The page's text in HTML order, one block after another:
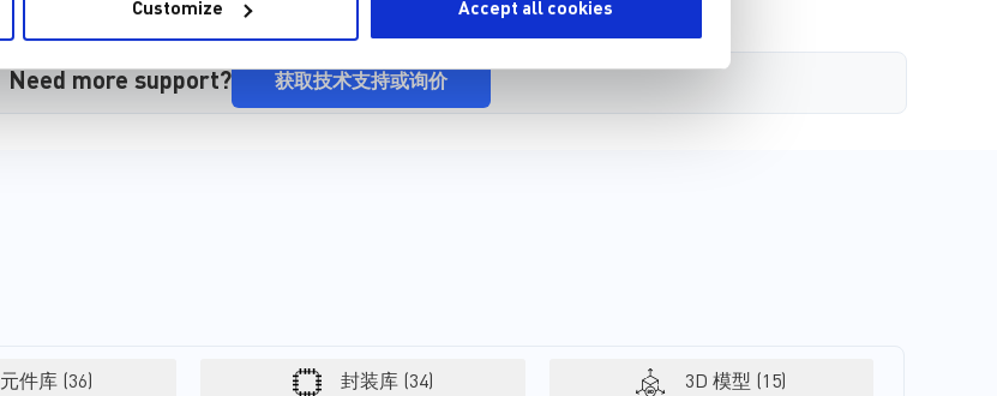
Customize Accept all cookies
Need more support? 获取技术支持或询价
元件库 (36) 封装库 (34) 3D 模型 (15)